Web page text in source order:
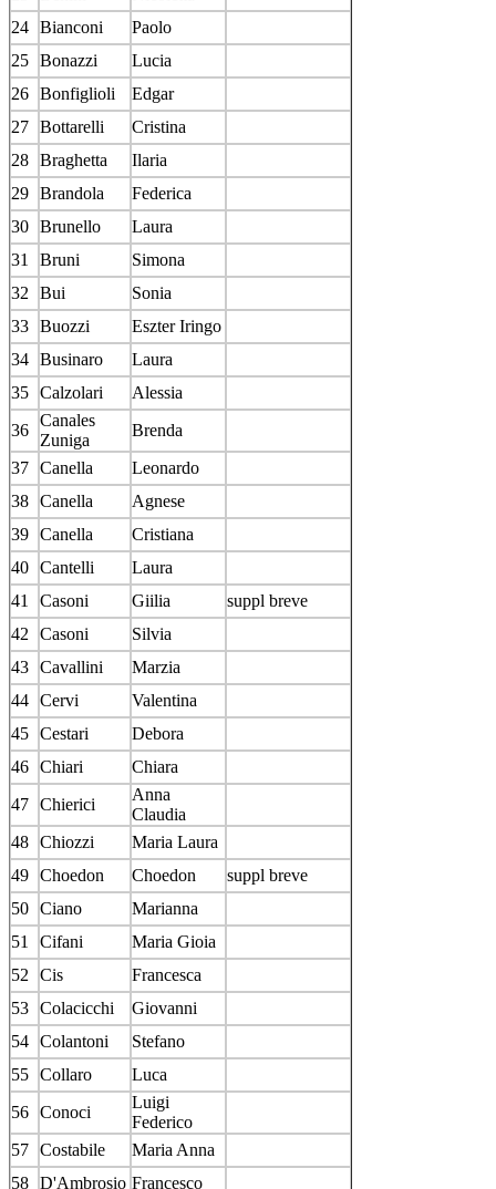
24 Bianconi
Paolo
25 Bonazzi
Lucia
26 Bonfiglioli
Edgar
27 Bottarelli
Cristina
28 Braghetta
Ilaria
29 Brandola
Federica
30 Brunello
Laura
31
Bruni
Simona
32
Bui
Sonia
33 Buozzi
Eszter Iringo
34 Businaro
Laura
35 Calzolari
Alessia
36
Canales
Zuniga
Brenda
37 Canella
Leonardo
38 Canella
Agnese
39 Canella
Cristiana
40 Cantelli
Laura
41
Casoni Giilia
suppl breve
42
Casoni
Silvia
43 Cavallini
Marzia
44 Cervi
Valentina
45 Cestari
Debora
46 Chiari
Chiara
47 Chierici
Anna
Claudia
48 Chiozzi
Maria Laura
49 Choedon Choedon
suppl breve
50 Ciano
Marianna
51
Cifani
Maria Gioia
52
Cis
Francesca
53 Colacicchi
Giovanni
54 Colantoni
Stefano
55 Collaro
Luca
56 Conoci
Luigi
Federico
57 Costabile
Maria Anna
58 D'Ambrosio Francesco